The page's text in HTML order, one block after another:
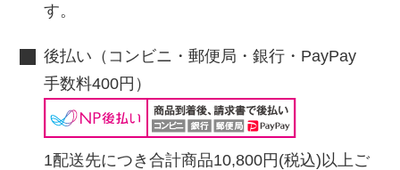
す。
後払い（コンビニ・郵便局・銀行・PayPay
手数料400円）
1配送先につき合計商品10,800円(税込)以上ご